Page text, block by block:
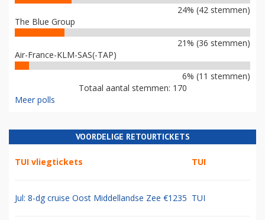
24% (42 stemmen)
The Blue Group
21% (36 stemmen)
Air-France-KLM-SAS(-TAP)
6% (11 stemmen)
Totaal aantal stemmen: 170
Meer polls
VOORDELIGE RETOURTICKETS
TUI vliegtickets TUI
Jul: 8-dg cruise Oost Middellandse Zee €1235 TUI